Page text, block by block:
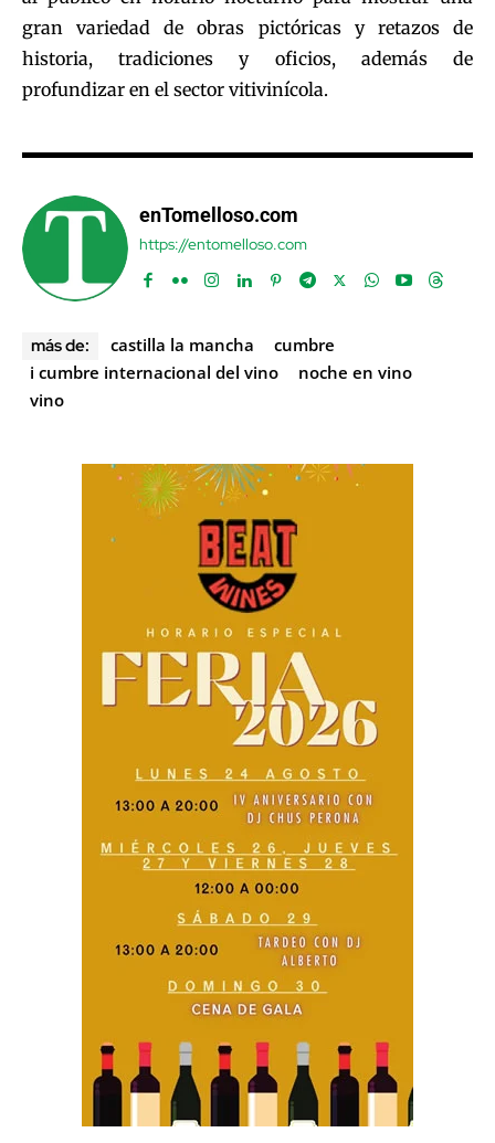
gran variedad de obras pictóricas y retazos de
historia, tradiciones y oficios, además de
profundizar en el sector vitivinícola.
enTomelloso.com
https://entomelloso.com
más de: castilla la mancha
cumbre
i cumbre internacional del vino
noche en vino
vino